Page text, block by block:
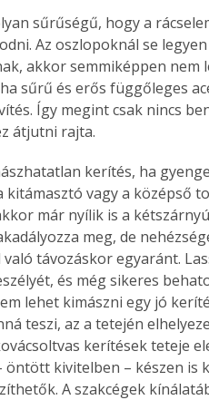
sűrűségű, hogy a
Az oszlopoknál se
akkor semmiképpen
sűrű és erős függőleges
Így megint csak nincs
átjutni rajta.
kerítés, ha
kitámasztó vagy a középső
már nyílik is a
meg, de
való távozáskor egyaránt.
és még sikeres
lehet kimászni egy jó
teszi, az a tetején
kerítések teteje
öntött kivitelben – készen
A szakcégek